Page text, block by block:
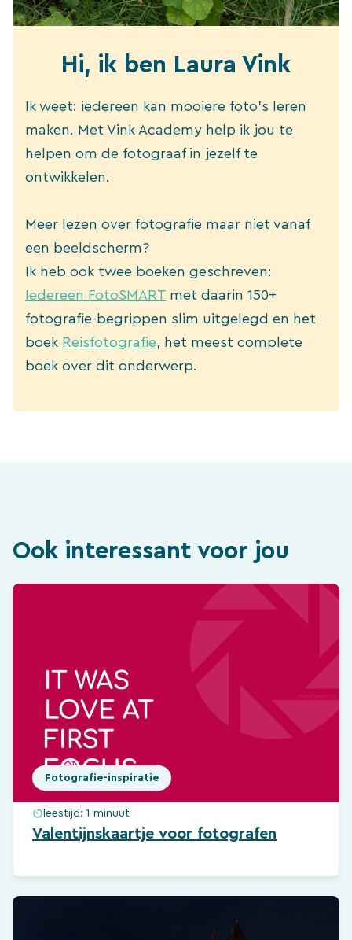
Hi, ik ben Laura Vink
Ik weet: iedereen kan mooiere foto’s leren
maken. Met Vink Academy help ik jou te
helpen om de fotograaf in jezelf te
ontwikkelen.
Meer lezen over fotografie maar niet vanaf
een beeldscherm?
Ik heb ook twee boeken geschreven:
Iedereen FotoSMART met daarin 150+
fotografie-begrippen slim uitgelegd en het
boek Reisfotografie, het meest complete
boek over dit onderwerp.
Ook interessant voor jou
Fotografie-inspiratie
leestijd: 1 minuut
Valentijnskaartje voor fotografen